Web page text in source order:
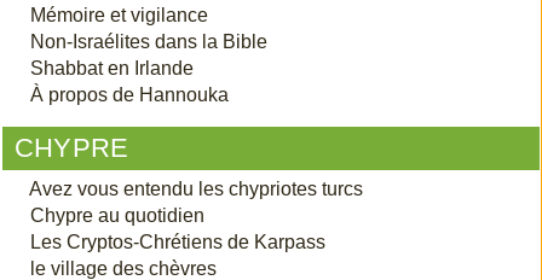
Mémoire et vigilance
Non-Israélites dans la Bible
Shabbat en Irlande
À propos de Hannouka
CHYPRE
Avez vous entendu les chypriotes turcs
Chypre au quotidien
Les Cryptos-Chrétiens de Karpass
le village des chèvres